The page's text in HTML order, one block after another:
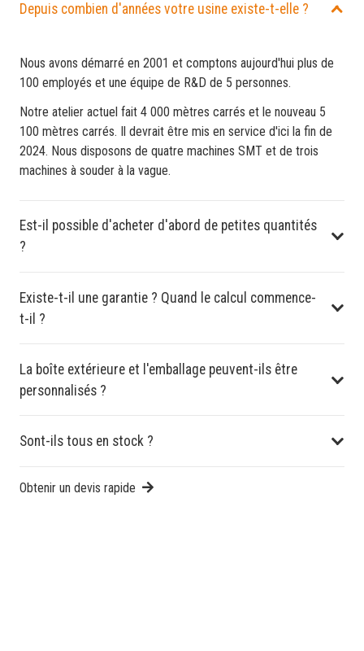
Depuis combien d'années votre usine existe-t-elle ?
Nous avons démarré en 2001 et comptons aujourd'hui plus de
100 employés et une équipe de R&D de 5 personnes.
Notre atelier actuel fait 4 000 mètres carrés et le nouveau 5
100 mètres carrés. Il devrait être mis en service d'ici la fin de
2024. Nous disposons de quatre machines SMT et de trois
machines à souder à la vague.
Est-il possible d'acheter d'abord de petites quantités
?
Existe-t-il une garantie ? Quand le calcul commence-
t-il ?
La boîte extérieure et l'emballage peuvent-ils être
personnalisés ?
Sont-ils tous en stock ?
Obtenir un devis rapide